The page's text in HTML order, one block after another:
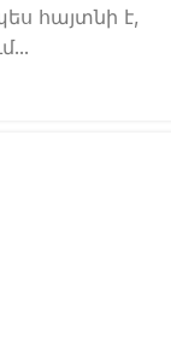
հայտնի է,